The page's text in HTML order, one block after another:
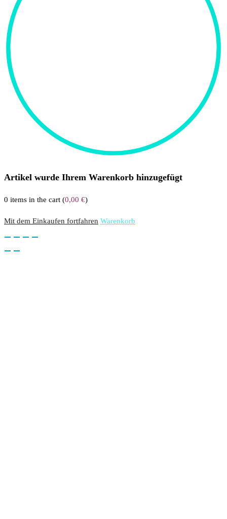
Artikel wurde Ihrem Warenkorb hinzugefügt
0 items in the cart (0,00 €)
Mit dem Einkaufen fortfahren Warenkorb